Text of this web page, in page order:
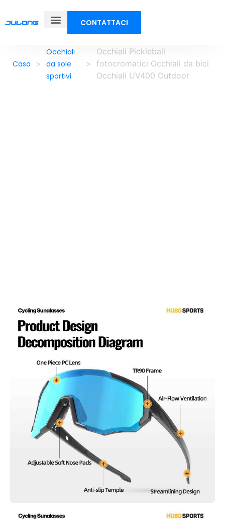
CONTATTACI
Casa >
Occhiali
da sole
sportivi
>
Occhiali Pickleball
fotocromatici Occhiali da bici
Occhiali UV400 Outdoor